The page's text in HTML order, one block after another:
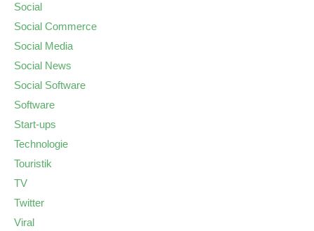
Social
Social Commerce
Social Media
Social News
Social Software
Software
Start-ups
Technologie
Touristik
TV
Twitter
Viral